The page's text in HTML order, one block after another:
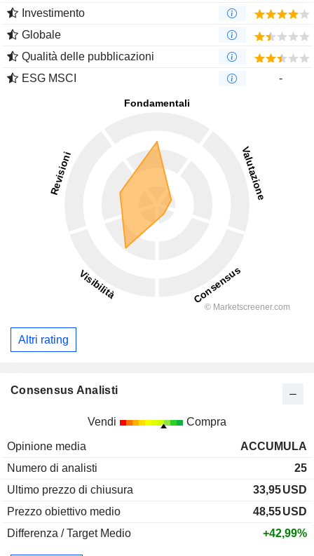
Investimento
Globale
Qualità delle pubblicazioni
ESG MSCI
-
Altri rating
Consensus Analisti
Vendi Compra
Opinione media
ACCUMULA
Numero di analisti
25
Ultimo prezzo di chiusura
33,95USD
Prezzo obiettivo medio
48,55USD
Differenza / Target Medio
+42,99%